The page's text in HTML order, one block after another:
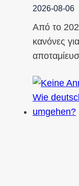
2026-08-06
Από το
κανόνες